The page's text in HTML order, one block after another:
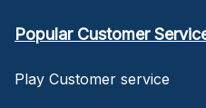
Popular Customer
Play Customer service